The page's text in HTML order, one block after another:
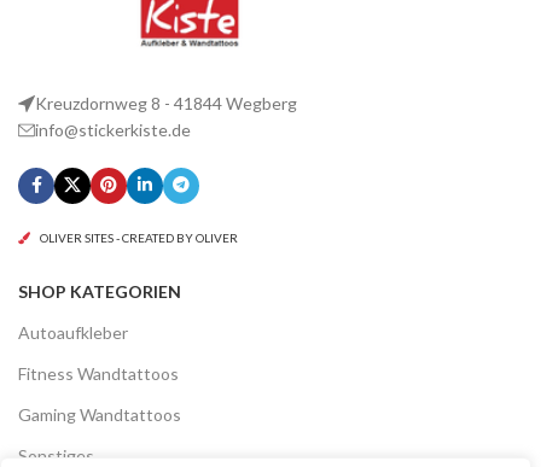
Kreuzdornweg 8 - 41844 Wegberg
info@stickerkiste.de
OLIVER SITES - CREATED BY OLIVER
SHOP KATEGORIEN
Autoaufkleber
Fitness Wandtattoos
Gaming Wandtattoos
Sonstiges